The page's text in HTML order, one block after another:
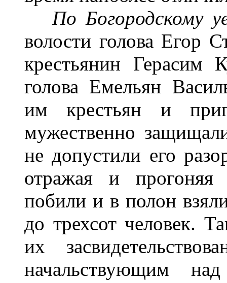
По Богородскому
волости голова Егор
крестьянин Герасим
голова Емельян
им крестьян и
мужественно
не допустили его
отражая и прогоняя
побили и в полон
до трехсот человек.
их
начальствующим